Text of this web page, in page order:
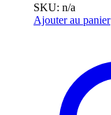
SKU: n/a
Ajouter au panier